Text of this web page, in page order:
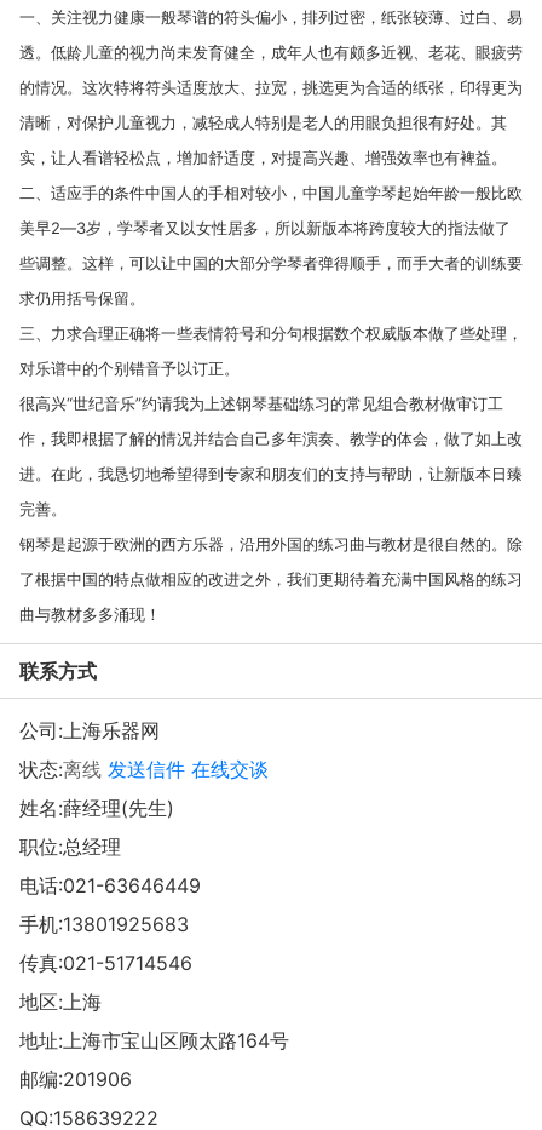
一、关注视力健康一般琴谱的符头偏小，排列过密，纸张较薄、过白、易
透。低龄儿童的视力尚未发育健全，成年人也有颇多近视、老花、眼疲劳
的情况。这次特将符头适度放大、拉宽，挑选更为合适的纸张，印得更为
清晰，对保护儿童视力，减轻成人特别是老人的用眼负担很有好处。其
实，让人看谱轻松点，增加舒适度，对提高兴趣、增强效率也有裨益。
二、适应手的条件中国人的手相对较小，中国儿童学琴起始年龄一般比欧
美早2―3岁，学琴者又以女性居多，所以新版本将跨度较大的指法做了
些调整。这样，可以让中国的大部分学琴者弹得顺手，而手大者的训练要
求仍用括号保留。
三、力求合理正确将一些表情符号和分句根据数个权威版本做了些处理，
对乐谱中的个别错音予以订正。
很高兴“世纪音乐”约请我为上述钢琴基础练习的常见组合教材做审订工
作，我即根据了解的情况并结合自己多年演奏、教学的体会，做了如上改
进。在此，我恳切地希望得到专家和朋友们的支持与帮助，让新版本日臻
完善。
钢琴是起源于欧洲的西方乐器，沿用外国的练习曲与教材是很自然的。除
了根据中国的特点做相应的改进之外，我们更期待着充满中国风格的练习
曲与教材多多涌现！
联系方式
公司:上海乐器网
状态:离线 发送信件 在线交谈
姓名:薛经理(先生)
职位:总经理
电话:021-63646449
手机:13801925683
传真:021-51714546
地区:上海
地址:上海市宝山区顾太路164号
邮编:201906
QQ:158639222